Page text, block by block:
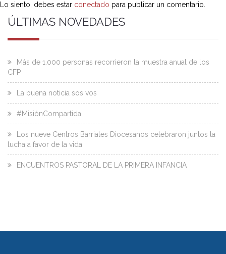
Lo siento, debes estar conectado para publicar un comentario.
ÚLTIMAS NOVEDADES
Más de 1.000 personas recorrieron la muestra anual de los
CFP
La buena noticia sos vos
#MisiónCompartida
Los nueve Centros Barriales Diocesanos celebraron juntos la
lucha a favor de la vida
ENCUENTROS PASTORAL DE LA PRIMERA INFANCIA